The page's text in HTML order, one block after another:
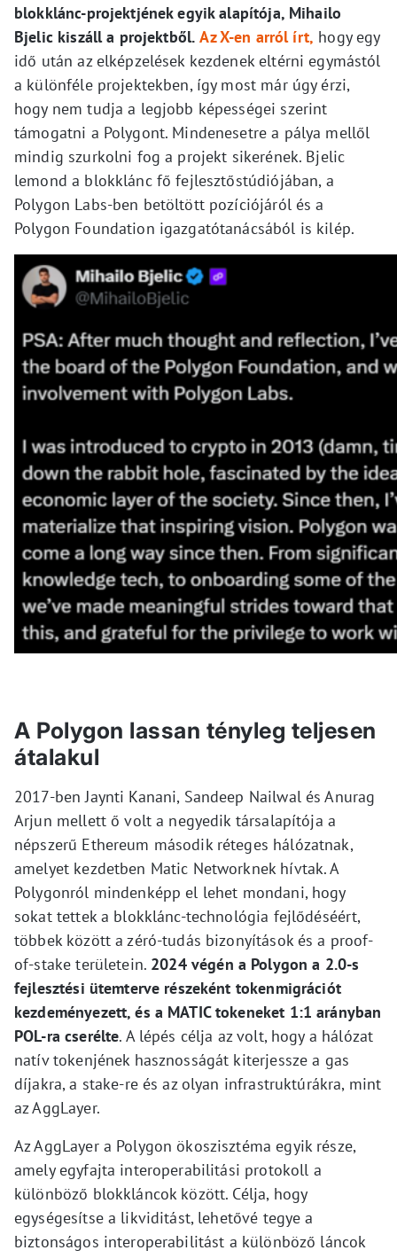
blokklánc-projektjének egyik alapítója, Mihailo
Bjelic kiszáll a projektből. Az X-en arról írt, hogy egy
idő után az elképzelések kezdenek eltérni egymástól
a különféle projektekben, így most már úgy érzi,
hogy nem tudja a legjobb képességei szerint
támogatni a Polygont. Mindenesetre a pálya mellől
mindig szurkolni fog a projekt sikerének. Bjelic
lemond a blokklánc fő fejlesztőstúdiójában, a
Polygon Labs-ben betöltött pozíciójáról és a
Polygon Foundation igazgatótanácsából is kilép.
A Polygon lassan tényleg teljesen
átalakul
2017-ben Jaynti Kanani, Sandeep Nailwal és Anurag
Arjun mellett ő volt a negyedik társalapítója a
népszerű Ethereum második réteges hálózatnak,
amelyet kezdetben Matic Networknek hívtak. A
Polygonról mindenképp el lehet mondani, hogy
sokat tettek a blokklánc-technológia fejlődéséért,
többek között a zéró-tudás bizonyítások és a proof-
of-stake területein. 2024 végén a Polygon a 2.0-s
fejlesztési ütemterve részeként tokenmigrációt
kezdeményezett, és a MATIC tokeneket 1:1 arányban
POL-ra cserélte. A lépés célja az volt, hogy a hálózat
natív tokenjének hasznosságát kiterjessze a gas
díjakra, a stake-re és az olyan infrastruktúrákra, mint
az AggLayer.
Az AggLayer a Polygon ökoszisztéma egyik része,
amely egyfajta interoperabilitási protokoll a
különböző blokkláncok között. Célja, hogy
egységesítse a likviditást, lehetővé tegye a
biztonságos interoperabilitást a különböző láncok